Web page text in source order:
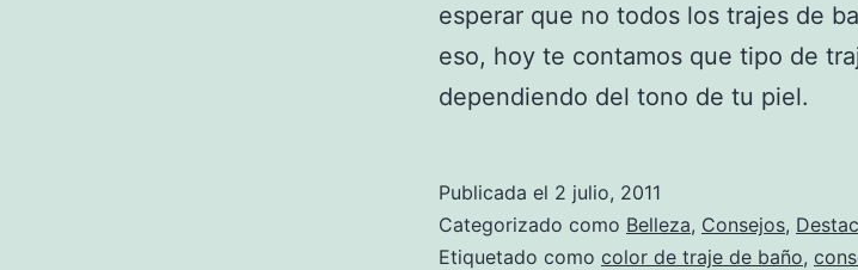
esperar que no todos los trajes de
eso, hoy te contamos que tipo de
dependiendo del tono de tu piel.
Publicada el 2 julio, 2011
Categorizado como Belleza, Consejos,
Etiquetado como color de traje de baño,